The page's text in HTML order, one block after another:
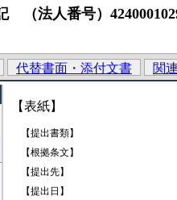
（法人番号）
代替書面・添付文書
関